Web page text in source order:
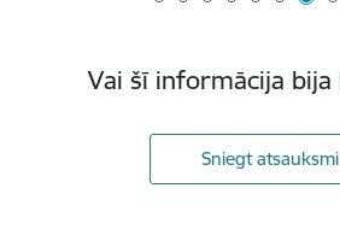
Vai šī informācija bija
Sniegt atsauksmi